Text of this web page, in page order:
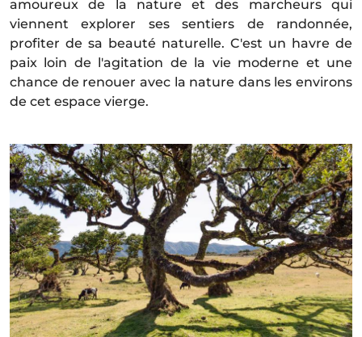
amoureux de la nature et des marcheurs qui
viennent explorer ses sentiers de randonnée,
profiter de sa beauté naturelle. C'est un havre de
paix loin de l'agitation de la vie moderne et une
chance de renouer avec la nature dans les environs
de cet espace vierge.